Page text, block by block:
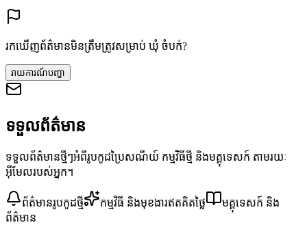
រកឃើញព័ត៌មានមិនត្រឹមត្រូវសម្រាប់ ឃុំ ចំបក់?
រាយការណ៍បញ្ហា
ទទួលព័ត៌មាន
ទទួលព័ត៌មានថ្មីៗអំពីរូបកូដប្រៃសណីយ៍ កម្មវិធីថ្មី និងមគ្គុទេសក៍ តាមរយៈ
អ៊ីមែលរបស់អ្នក។
ព័ត៌មានរូបកូដថ្មី កម្មវិធី និងមុខងារឥតគិតថ្លៃ
មគ្គុទេសក៍ និង
ព័ត៌មាន